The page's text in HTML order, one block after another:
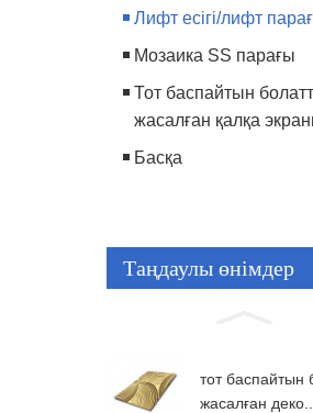
Лифт есігі/лифт
Мозаика SS парағы
Тот баспайтын
жасалған қалқа
Басқа
Таңдаулы өнімдер
тот баспайтын
жасалған деко...